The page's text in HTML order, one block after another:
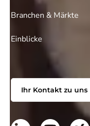
Branchen & Märkte
Einblicke
Ihr Kontakt zu uns